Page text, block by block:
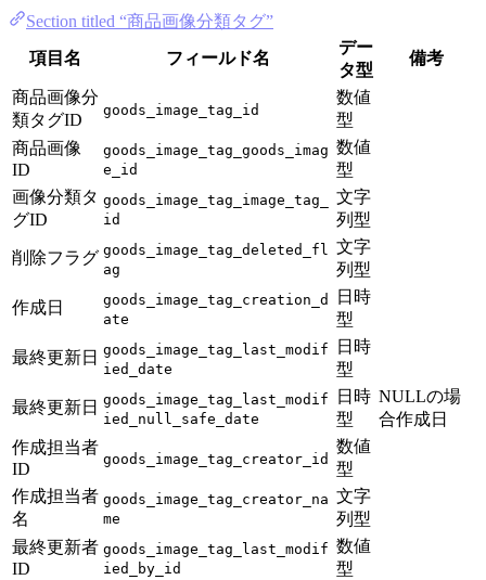
Section titled “商品画像分類タグ”
項目名
フィールド名
デー
タ型
備考
商品画像分
類タグID
goods_image_tag_id
数値
型
商品画像
ID
goods_image_tag_goods_imag
e_id
数値
型
画像分類タ
グID
goods_image_tag_image_tag_
id
文字
列型
削除フラグ goods_image_tag_deleted_fl
ag
文字
列型
作成日
goods_image_tag_creation_d
ate
日時
型
最終更新日 goods_image_tag_last_modif
ied_date
日時
型
最終更新日 goods_image_tag_last_modif
ied_null_safe_date
日時
型
NULLの場
合作成日
作成担当者
ID
goods_image_tag_creator_id
数値
型
作成担当者
名
goods_image_tag_creator_na
me
文字
列型
最終更新者
ID
goods_image_tag_last_modif
ied_by_id
数値
型